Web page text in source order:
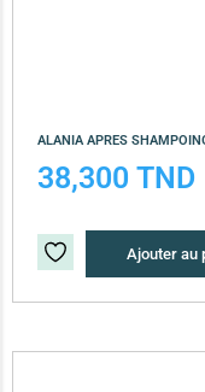
ALANIA APRES
38,300 TND
Ajouter au